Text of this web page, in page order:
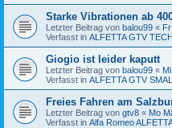
Starke Vibrationen ab
Letzter Beitrag von balou99 «
Verfasst in ALFETTA GTV
Giogio ist leider kaputt
Letzter Beitrag von balou99 «
Verfasst in ALFETTA GTV
Freies Fahren am
Letzter Beitrag von gtv8 « Mo
Verfasst in Alfa Romeo